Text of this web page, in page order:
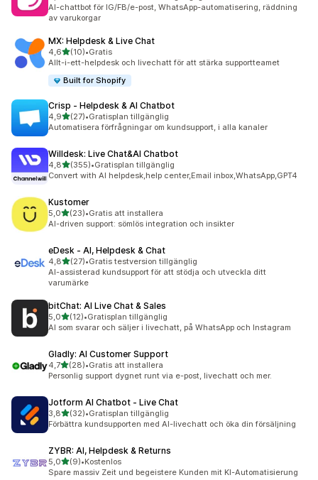
AI-chattbot för IG/FB/e-post, WhatsApp-automatisering, räddning
av varukorgar
MX: Helpdesk & Live Chat
4,6av 5 stjärnor
(10)
10 recensioner totalt
•Gratis
Allt-i-ett-helpdesk och livechatt för att stärka supportteamet
Built for Shopify
Crisp ‑ Helpdesk & AI Chatbot
4,9av 5 stjärnor
(27)
27 recensioner totalt
•Gratisplan tillgänglig
Automatisera förfrågningar om kundsupport, i alla kanaler
Willdesk: Live Chat&AI Chatbot
4,8av 5 stjärnor
(355)
355 recensioner totalt
•Gratisplan tillgänglig
Convert with AI helpdesk,help center,Email inbox,WhatsApp,GPT4
Kustomer
5,0av 5 stjärnor
(23)
23 recensioner totalt
•Gratis att installera
AI-driven support: sömlös integration och insikter
eDesk ‑ AI, Helpdesk & Chat
4,8av 5 stjärnor
(27)
27 recensioner totalt
•Gratis testversion tillgänglig
AI-assisterad kundsupport för att stödja och utveckla ditt
varumärke
bitChat: AI Live Chat & Sales
5,0av 5 stjärnor
(12)
12 recensioner totalt
•Gratisplan tillgänglig
AI som svarar och säljer i livechatt, på WhatsApp och Instagram
Gladly: AI Customer Support
4,7av 5 stjärnor
(28)
28 recensioner totalt
•Gratis att installera
Personlig support dygnet runt via e-post, livechatt och mer.
Jotform AI Chatbot ‑ Live Chat
3,8av 5 stjärnor
(32)
32 recensioner totalt
•Gratisplan tillgänglig
Förbättra kundsupporten med AI-livechatt och öka din försäljning
ZYBR: AI, Helpdesk & Returns
5,0av 5 stjärnor
(9)
9 recensioner totalt
•Kostenlos
Spare massiv Zeit und begeistere Kunden mit KI-Automatisierung